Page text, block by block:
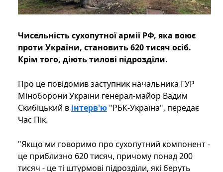
Чисельність сухопутної армії РФ, яка воює
проти України, становить 620 тисяч осіб.
Крім того, діють тилові підрозділи.
Про це повідомив заступник начальника ГУР
Міноборони України генерал-майор Вадим
Скибіцький в інтерв'ю "РБК-Україна", передає
Час Пік.
"Якщо ми говоримо про сухопутний компонент -
це приблизно 620 тисяч, причому понад 200
тисяч - це ті штурмові підрозділи, які беруть